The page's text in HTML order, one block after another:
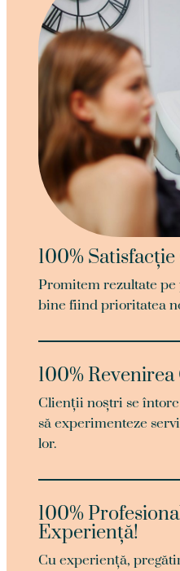
100%
Promitem rezultate pe
bine fiind prioritatea
100%
Clienții noștri se
să experimenteze
lor.
100%
Experiență!
Cu experiență,